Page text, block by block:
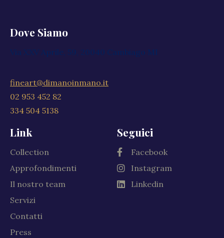
Dove Siamo
Via XXV Aprile, 59, 20040 Cambiago MI
fineart@dimanoinmano.it
02 953 452 82
334 504 5138
Link
Collection
Approfondimenti
Il nostro team
Servizi
Contatti
Press
Seguici
Facebook
Instagram
Linkedin